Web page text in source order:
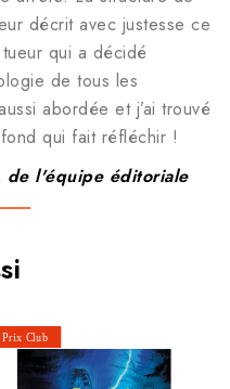
décrit avec justesse ce
qui a décidé
de tous les
abordée et j’ai trouvé
qui fait réfléchir !
de l'équipe éditoriale